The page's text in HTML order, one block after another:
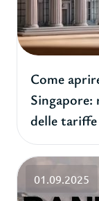
Come
Singapore:
delle tariffe
01.09.2025